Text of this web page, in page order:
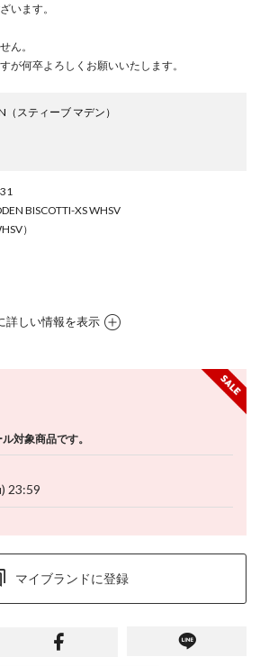
います。
ん。
が何卒よろしくお願いいたします。
（スティーブ マデン）
BISCOTTI-XS WHSV
）
詳しい情報を表示
対象商品です。
23:59
マイブランドに登録